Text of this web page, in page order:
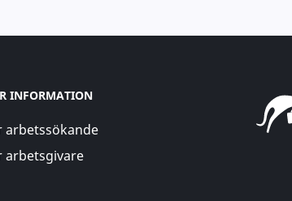
INFORMATION
arbetssökande
arbetsgivare